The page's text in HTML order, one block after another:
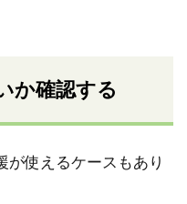
か確認する
が使えるケースもあり